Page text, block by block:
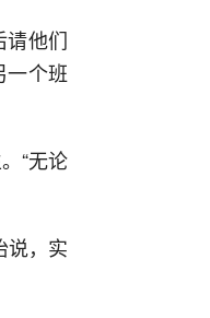
请他们
一个班
“无论
说，实